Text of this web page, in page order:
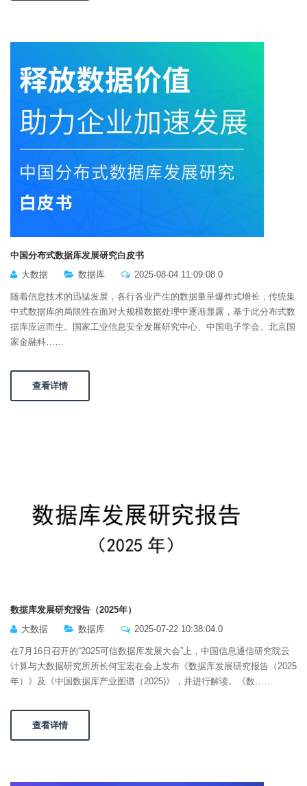
中国分布式数据库发展研究白皮书
大数据
数据库 2025-08-04 11:09:08.0
随着信息技术的迅猛发展，各行各业产生的数据量呈爆炸式增长，传统集
中式数据库的局限性在面对大规模数据处理中逐渐显露，基于此分布式数
据库应运而生。国家工业信息安全发展研究中心、中国电子学会、北京国
家金融科……
查看详情
数据库发展研究报告（2025年）
大数据
数据库 2025-07-22 10:38:04.0
在7月16日召开的“2025可信数据库发展大会”上，中国信息通信研究院云
计算与大数据研究所所长何宝宏在会上发布《数据库发展研究报告（2025
年）》及《中国数据库产业图谱（2025)》，并进行解读。《数……
查看详情